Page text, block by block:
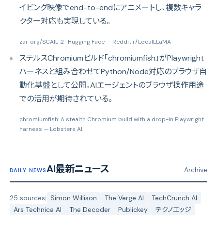
イビング映像でend-to-endにアニメートし、複数キャラ
クター対応も実現している。
zai-org/SCAIL-2 · Hugging Face — Reddit r/LocalLLaMA
ステルスChromiumビルド「chromiumfish」がPlaywright
ハーネスと組み合わせてPython/Node対応のブラウザ自
動化基盤として公開。AIエージェントのブラウザ操作用途
での活用が期待されている。
chromiumfish: A stealth Chromium build with a drop-in Playwright
harness — Lobsters AI
DAILY NEWSAI最新ニュース Archive
25 sources| Simon Willison The Verge AI
TechCrunch AI
Ars Technica AI
The Decoder Publickey テクノエッジ